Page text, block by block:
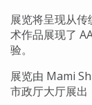
展览将呈现从
术作品展现了
验。
展览由 Mami
市政厅大厅展出